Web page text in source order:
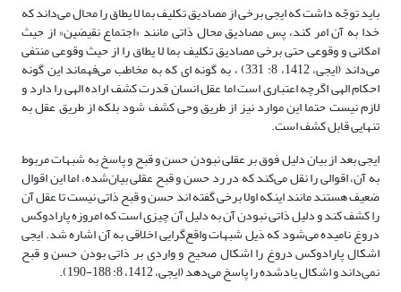
باید توجّه داشت که ایجی برخی از مصادیق تکلیف بما لا یطاق را محال می‌داند که
خدا به آن امر کند، پس مصادیق محال ذاتی مانند «اجتماع نقیضین» از حیث
امکانی و وقوعی حتی برخی مصادیق تکلیف بما لا یطاق را از حیث وقوعی منتفی
می‌داند (ایجی، 1412، 8: 331) ، به گونه ای که به مخاطب می‌فهماند این گونه
احکام الهی اگرچه اعتباری است اما عقل انسان قدرت کشف اراده الهی را دارد و
لازم نیست حتما این موارد نیز از طریق وحی کشف شود بلکه از طریق عقل به
تنهایی قابل کشف است.
ایجی بعد از بیان دلیل فوق بر عقلی نبودن حسن و قبح و پاسخ به شبهات مربوط
به آن، اقوالی را نقل می‌کند که در رد حسن و قبح عقلی بیان‌شده، اما این اقوال
ضعیف هستند مانند اینکه اولا برخی گفته اند حسن و قبح ذاتی نیست تا عقل آن
را کشف کند و دلیل ذاتی نبودن آن به دلیل آن چیزی است که امروزه پارادوکس
دروغ نامیده می‌شود که ذیل شبهات واقع‌گرایی اخلاقی به آن اشاره شد. ایجی
اشکال پارادوکس دروغ را اشکال صحیح و واردی بر ذاتی بودن حسن و قبح
نمی‌داند و اشکال یادشده را پاسخ می‌دهد (ایجی، 1412، 8: 188-190).